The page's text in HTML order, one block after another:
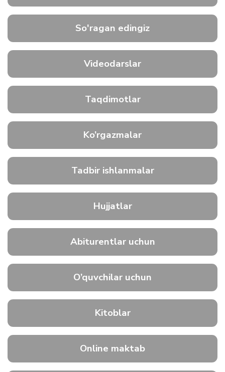
So'ragan edingiz
Videodarslar
Taqdimotlar
Ko’rgazmalar
Tadbir ishlanmalar
Hujjatlar
Abiturentlar uchun
O’quvchilar uchun
Kitoblar
Online maktab